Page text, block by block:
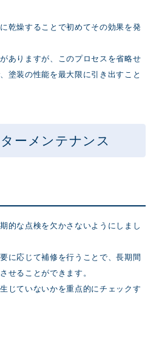
乾燥することで初めてその効果を発
ありますが、このプロセスを省略せ
塗装の性能を最大限に引き出すこと
ーメンテナンス
的な点検を欠かさないようにしまし
に応じて補修を行うことで、長期間
せることができます。
じていないかを重点的にチェックす